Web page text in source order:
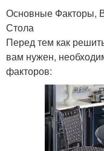
Основные Факторы,
Стола
Перед тем как
вам нужен,
факторов: